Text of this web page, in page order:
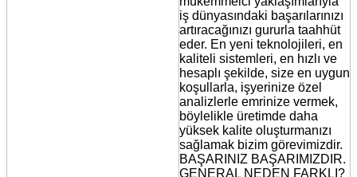
iş dünyasındaki başarılarınızı
artıracağınızı gururla taahhüt
eder. En yeni teknolojileri, en
kaliteli sistemleri, en hızlı ve
hesaplı şekilde, size en uygun
koşullarla, işyerinize özel
analizlerle emrinize vermek,
böylelikle üretimde daha
yüksek kalite oluşturmanızı
sağlamak bizim görevimizdir.
BAŞARINIZ BAŞARIMIZDIR.
GENERAL NEDEN FARKLI?